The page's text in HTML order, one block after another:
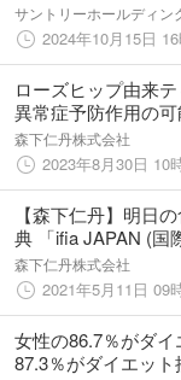
サントリーホールディン
2024年10月15日
ローズヒップ由来
異常症予防作用の
森下仁丹株式会社
2023年8月30日 10
【森下仁丹】明日
典 「ifia JAPAN (国
議)」に出展
森下仁丹株式会社
2021年5月11日 09
女性の86.7％がダ
87.3％がダイエッ